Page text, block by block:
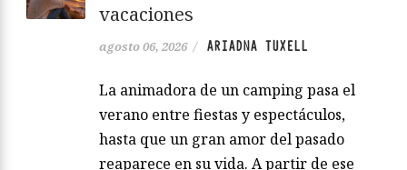
vacaciones
agosto 06, 2026 / ARIADNA TUXELL
La animadora de un camping pasa el
verano entre fiestas y espectáculos,
hasta que un gran amor del pasado
reaparece en su vida. A partir de ese